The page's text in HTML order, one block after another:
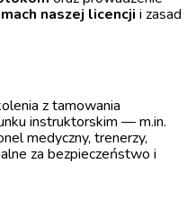
naszej licencji i zasad
z tamowania
instruktorskim — m.in.
medyczny, trenerzy,
za bezpieczeństwo i